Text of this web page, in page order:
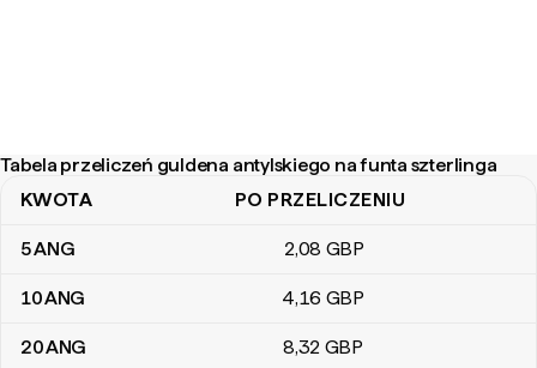
Tabela przeliczeń guldena antylskiego na funta szterlinga
Tabela przeliczeń guldena antylskiego na funta szterlinga
KWOTA PO PRZELICZENIU
5ANG 2,08 GBP
10ANG 4,16 GBP
20ANG 8,32 GBP